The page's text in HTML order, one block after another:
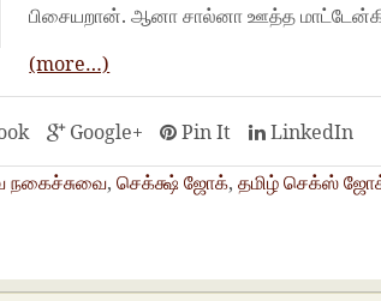
பிசையறான். ஆனா சால்னா ஊத்த
(more…)
Google+ Pin It
LinkedIn
,செக்க்ஷ் ஜோக்,தமிழ் செக்ஸ்